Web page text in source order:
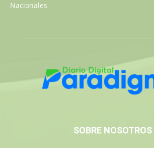
Nacionales
SOBRE NOSOTROS